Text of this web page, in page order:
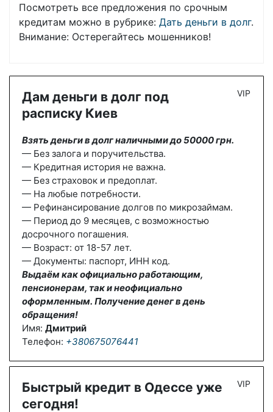
Посмотреть все предложения по срочным
кредитам можно в рубрике: Дать деньги в долг.
Внимание: Остерегайтесь мошенников!
Дам деньги в долг под
расписку Киев
Взять деньги в долг наличными до 50000 грн.
— Без залога и поручительства.
— Кредитная история не важна.
— Без страховок и предоплат.
— На любые потребности.
— Рефинансирование долгов по микрозаймам.
— Период до 9 месяцев, с возможностью
досрочного погашения.
— Возраст: от 18-57 лет.
— Документы: паспорт, ИНН код.
Выдаём как официально работающим,
пенсионерам, так и неофициально
оформленным. Получение денег в день
обращения!
Имя: Дмитрий
Телефон: +380675076441
VIP
Быстрый кредит в Одессе уже
сегодня!
VIP